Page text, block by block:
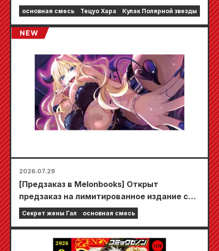
фильму «Кулак Северной звезды»!!
основная смесь Тецуо Хара Кулак Полярной звезды
2026.07.29
[Предзаказ в Melonbooks] Открыт
предзаказ на лимитированное издание со
специальным игровым ковриком,
украшенным потрясающе красивой
Кудо! Выход 6-го тома «Секрета невесты-
Секрет жены Гал основная смесь